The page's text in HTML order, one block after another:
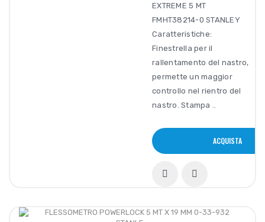
EXTREME 5 MT
FMHT38214-0 STANLEY
Caratteristiche:
Finestrella per il
rallentamento del nastro,
permette un maggior
controllo nel rientro del
nastro. Stampa ..
ACQUISTA